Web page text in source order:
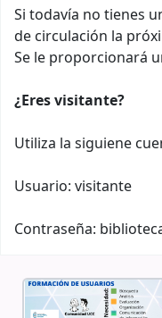
Si todavía no tienes
de circulación la
Se le proporcionará
¿Eres visitante?
Utiliza la siguiene
Usuario: visitante
Contraseña: